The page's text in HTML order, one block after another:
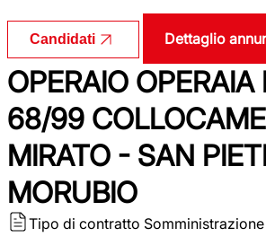
Candidati Dettaglio
OPERAIO OPERAIA
68/99
MIRATO - SAN
MORUBIO
Tipo di contratto Somministrazione